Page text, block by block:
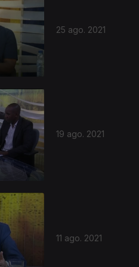
25 ago. 2021
19 ago. 2021
11 ago. 2021